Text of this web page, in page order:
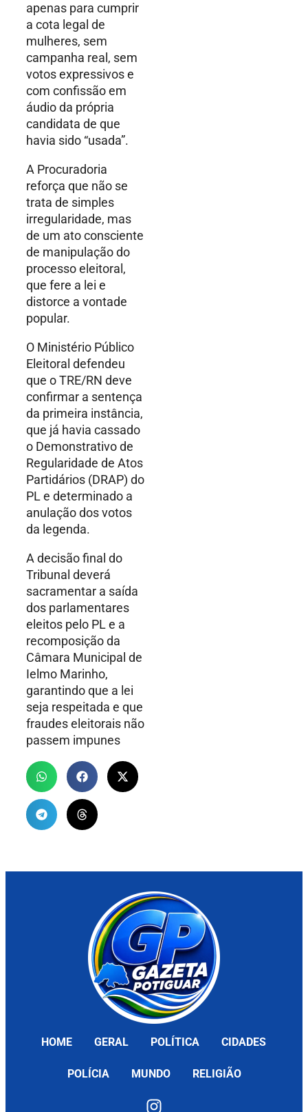
apenas para cumprir
a cota legal de
mulheres, sem
campanha real, sem
votos expressivos e
com confissão em
áudio da própria
candidata de que
havia sido “usada”.
A Procuradoria
reforça que não se
trata de simples
irregularidade, mas
de um ato consciente
de manipulação do
processo eleitoral,
que fere a lei e
distorce a vontade
popular.
O Ministério Público
Eleitoral defendeu
que o TRE/RN deve
confirmar a sentença
da primeira instância,
que já havia cassado
o Demonstrativo de
Regularidade de Atos
Partidários (DRAP) do
PL e determinado a
anulação dos votos
da legenda.
A decisão final do
Tribunal deverá
sacramentar a saída
dos parlamentares
eleitos pelo PL e a
recomposição da
Câmara Municipal de
Ielmo Marinho,
garantindo que a lei
seja respeitada e que
fraudes eleitorais não
passem impunes
HOME GERAL POLÍTICA CIDADES
POLÍCIA MUNDO RELIGIÃO